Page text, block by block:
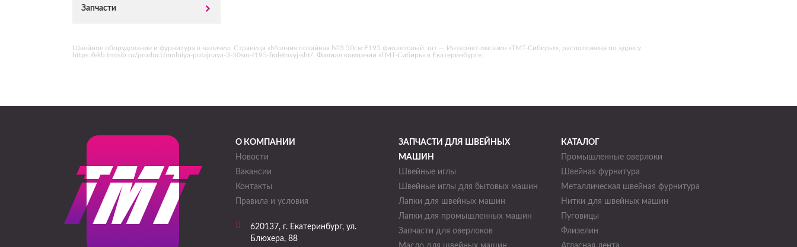
Запчасти
Швейное оборудование и фурнитура в наличии. Страница «Молния потайная №3 50см F195 фиолетовый, шт — Интернет-магазин «ТМТ-Сибирь»», расположена по адресу
https://ekb.tmtsib.ru/product/molniya-potajnaya-3-50sm-f195-fioletovyj-sht/. Филиал компании «ТМТ-Сибирь» в Екатеринбурге.
О КОМПАНИИ
Новости
Вакансии
Контакты
Правила и условия
620137, г. Екатеринбург, ул.
Блюхера, 88
ЗАПЧАСТИ ДЛЯ ШВЕЙНЫХ
МАШИН
Швейные иглы
Швейные иглы для бытовых машин
Лапки для швейных машин
Лапки для промышленных машин
Запчасти для оверлоков
КАТАЛОГ
Промышленные оверлоки
Швейная фурнитура
Металлическая швейная фурнитура
Нитки для швейных машин
Пуговицы
Флизелин